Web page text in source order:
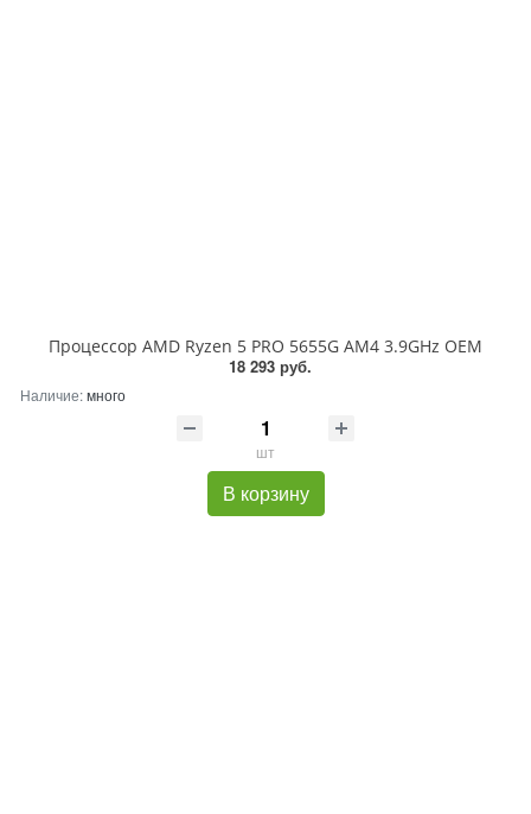
Процессор AMD Ryzen 5 PRO 5655G AM4 3.9GHz OEM
18 293 руб.
Наличие:много
шт
В корзину